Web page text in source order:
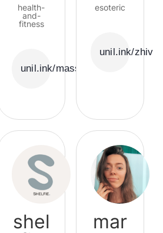
udio
health-
and-
fitness
unil.ink/massage_studio
esoteric
unil.ink/
shel
mar